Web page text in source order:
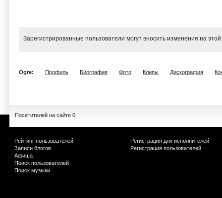
Зарегистрированные пользователи могут вносить изменения на
Ogre: Профиль Биография Фото Клипы Дискография
Посетителей на сайте 0
Рейтинг пользователей
Записи блогов
Афиша
Поиск пользователей
Поиск музыки
Регистрация для исполнителей
Регистрация пользователей